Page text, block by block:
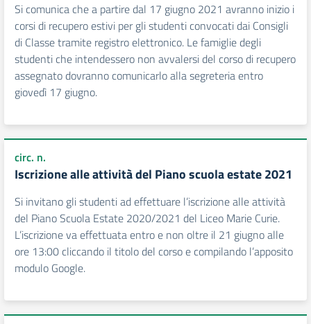
Si comunica che a partire dal 17 giugno 2021 avranno inizio i
corsi di recupero estivi per gli studenti convocati dai Consigli
di Classe tramite registro elettronico. Le famiglie degli
studenti che intendessero non avvalersi del corso di recupero
assegnato dovranno comunicarlo alla segreteria entro
giovedì 17 giugno.
circ. n.
Iscrizione alle attività del Piano scuola estate 2021
Si invitano gli studenti ad effettuare l’iscrizione alle attività
del Piano Scuola Estate 2020/2021 del Liceo Marie Curie.
L’iscrizione va effettuata entro e non oltre il 21 giugno alle
ore 13:00 cliccando il titolo del corso e compilando l’apposito
modulo Google.